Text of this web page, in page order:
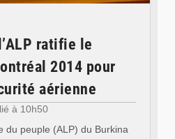
ratifie le
2014 pour
aérienne
à 10h50
du peuple (ALP) du Burkina